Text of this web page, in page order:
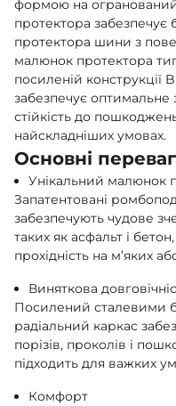
формою на
протектора забезпечує
протектора шини з
малюнок протектора
посиленій конструкції
забезпечує
стійкість до пошкоджень
найскладніших умовах.
Основні
Унікальний малюнок
Запатентовані
забезпечують чудове
таких як асфальт і
прохідність на м’яких
Виняткова
Посилений сталевими
радіальний каркас
порізів, проколів і
підходить для важких
Комфорт